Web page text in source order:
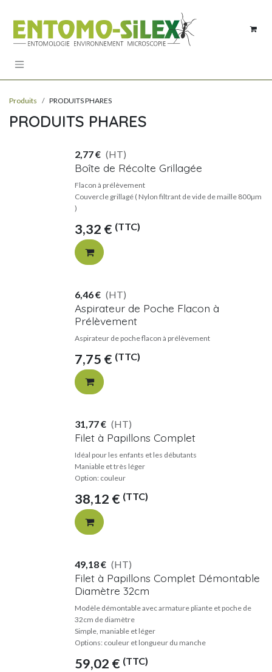
Produits PRODUITS PHARES
PRODUITS PHARES
Boîte de Récolte Grillagée
Flacon à prélèvement
Couvercle grillagé ( Nylon filtrant de vide de maille 800µm
)
3,32 € (TTC)
2,77€ (HT)
Aspirateur de Poche Flacon à
Prélèvement
Aspirateur de poche flacon à prélèvement
7,75 € (TTC)
6,46€ (HT)
Filet à Papillons Complet
Idéal pour les enfants et les débutants
Maniable et très léger
Option: couleur
38,12 € (TTC)
31,77€ (HT)
Filet à Papillons Complet Démontable
Diamètre 32cm
Modèle démontable avec armature pliante et poche de
32cm de diamètre
Simple, maniable et léger
Options: couleur et longueur du manche
59,02 € (TTC)
49,18€ (HT)